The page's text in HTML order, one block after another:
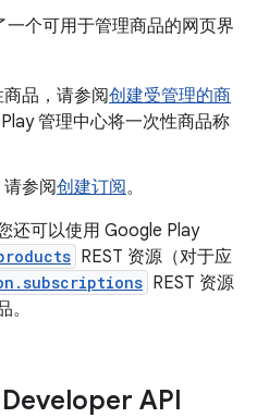
个可用于管理商品的网页界
品，请参阅创建受管理的商
管理中心将一次性商品称
参阅创建订阅。
还可以使用 Google Play
REST 资源（对于应
REST 资源
。
API